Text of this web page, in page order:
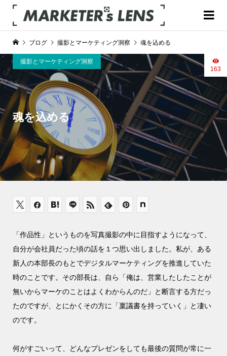
魂を込める
撮影とマーケティング洞察
163
ブログ 撮影とマーケティング洞察 魂を込める
「作品性」というものを写真撮影の中に目指すようになって、
自分が会社員だった頃の話を１つ思い出しました。私が、ある
新人の本部長のもとでデジタルマーケティングを推進していた
時のことです。その部長は、自ら「俺は、営業したしたことが
無いからマーケのことはよくわからんのだ」と断言する方だっ
たのですが、とにかくその方に「稟議書を持っていく」と凄い
のです。
何がすごいって、どんなプレゼンをしても最後の質問が常に一